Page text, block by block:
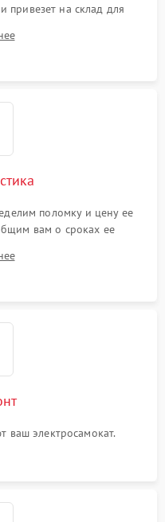
привезет на склад для
поломку и цену ее
вам о сроках ее
ваш электросамокат.